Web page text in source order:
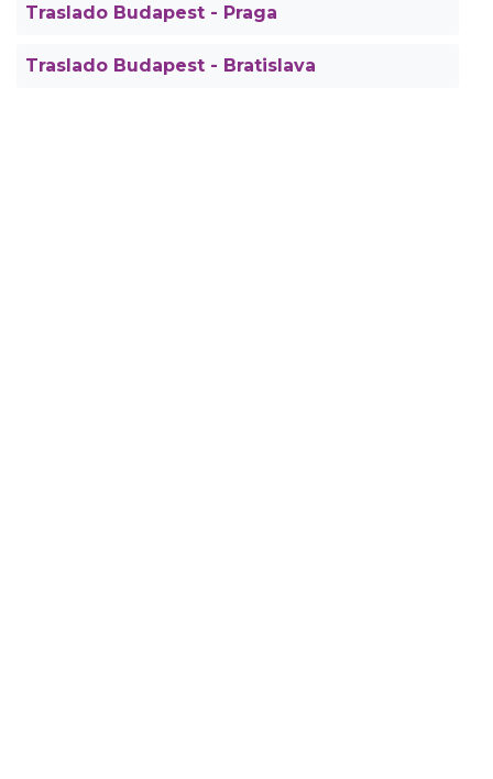
Traslado Budapest - Praga
Traslado Budapest - Bratislava